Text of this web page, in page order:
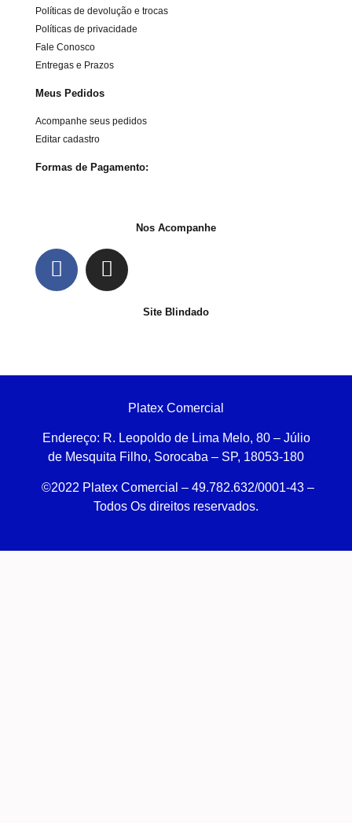
Políticas de devolução e trocas
Políticas de privacidade
Fale Conosco
Entregas e Prazos
Meus Pedidos
Acompanhe seus pedidos
Editar cadastro
Formas de Pagamento:
Nos Acompanhe
Site Blindado
Platex Comercial
Endereço: R. Leopoldo de Lima Melo, 80 – Júlio
de Mesquita Filho, Sorocaba – SP, 18053-180
©2022 Platex Comercial – 49.782.632/0001-43 –
Todos Os direitos reservados.